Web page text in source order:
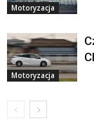
Motoryzacja
Motoryzacja